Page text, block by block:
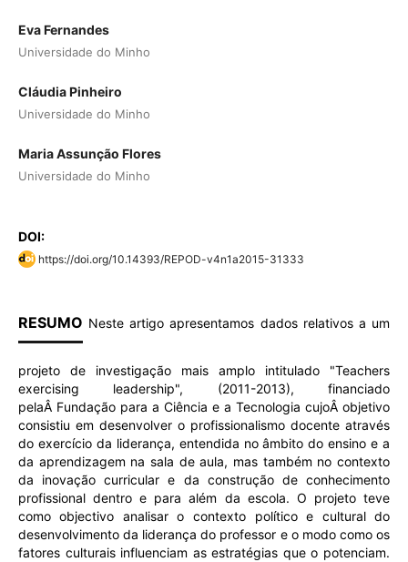
Eva Fernandes
Universidade do Minho
Cláudia Pinheiro
Universidade do Minho
Maria Assunção Flores
Universidade do Minho
DOI:
https://doi.org/10.14393/REPOD-v4n1a2015-31333
RESUMO Neste artigo apresentamos dados relativos a um
projeto de investigação mais amplo intitulado "Teachers
exercising leadership", (2011-2013), financiado
pelaÂ Fundação para a Ciência e a Tecnologia cujoÂ objetivo
consistiu em desenvolver o profissionalismo docente através
do exercício da liderança, entendida no âmbito do ensino e a
da aprendizagem na sala de aula, mas também no contexto
da inovação curricular e da construção de conhecimento
profissional dentro e para além da escola. O projeto teve
como objectivo analisar o contexto político e cultural do
desenvolvimento da liderança do professor e o modo como os
fatores culturais influenciam as estratégias que o potenciam.